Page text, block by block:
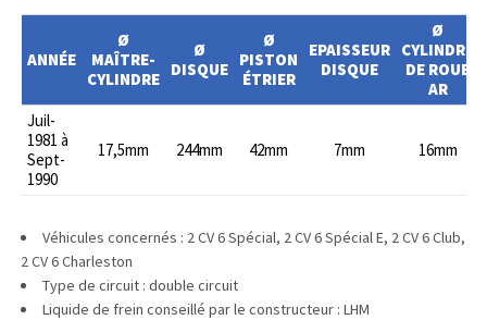
ANNÉE
Ø
MAÎTRE-
CYLINDRE
Ø
DISQUE
Ø
PISTON
ÉTRIER
EPAISSEUR
DISQUE
Ø
CYLINDRE
DE ROUE
AR
Juil-
1981 à
Sept-
1990
17,5mm 244mm 42mm 7mm 16mm
Véhicules concernés : 2 CV 6 Spécial, 2 CV 6 Spécial E, 2 CV 6 Club,
2 CV 6 Charleston
Type de circuit : double circuit
Liquide de frein conseillé par le constructeur : LHM